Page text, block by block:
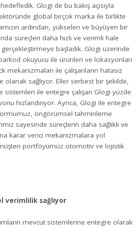
Glogi de bu bakış açısıyla
global birçok marka ile birlikte
ardından, yükselen ve büyüyen bir
süreçleri daha hızlı ve verimli hale
başladık. Glogi üzerinde
barkod okuyucu ile ürünleri ve lokasyonları
mekanizmaları ile çalışanların hatasız
olanak sağlıyor. Eller serbest bir şekilde,
ile entegre çalışan Glogi yüzde
hızlandırıyor. Ayrıca, Glogi ile entegre
öngörümsel tahminleme
sayesinde süreçlerin daha sağlıklı ve
karar verici mekanizmalara yol
portföyümüz otomotiv ve lojistik
verimlilik sağlıyor
mevcut sistemlerine entegre olarak